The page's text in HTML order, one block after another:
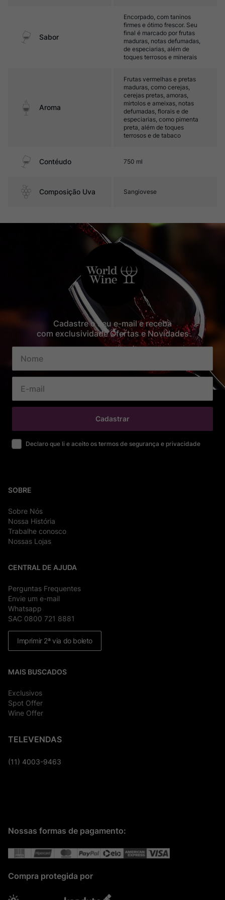
Sabor
Encorpado, com taninos
firmes e ótimo frescor. Seu
final é marcado por frutas
maduras, notas defumadas,
de especiarias, além de
toques terrosos e minerais
Aroma
Frutas vermelhas e pretas
maduras, como cerejas,
cerejas pretas, amoras,
mirtolos e ameixas, notas
defumadas, florais e de
especiarias, como pimenta
preta, além de toques
terrosos e de tabaco
Contéudo 750 ml
Composição Uva Sangiovese
Cadastre o seu e-mail e receba
com exclusividade Ofertas e Novidades
Cadastrar
Declaro que li e aceito os termos de segurança e privacidade
SOBRE
Sobre Nós
Nossa História
Trabalhe conosco
Nossas Lojas
CENTRAL DE AJUDA
Perguntas Frequentes
Envie um e-mail
Whatsapp
SAC 0800 721 8881
Imprimir 2ª via do boleto
MAIS BUSCADOS
Exclusivos
Spot Offer
Wine Offer
TELEVENDAS
(11) 4003-9463
Nossas formas de pagamento:
Compra protegida por